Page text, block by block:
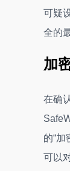
可疑
全的
加
在确
的“
可以